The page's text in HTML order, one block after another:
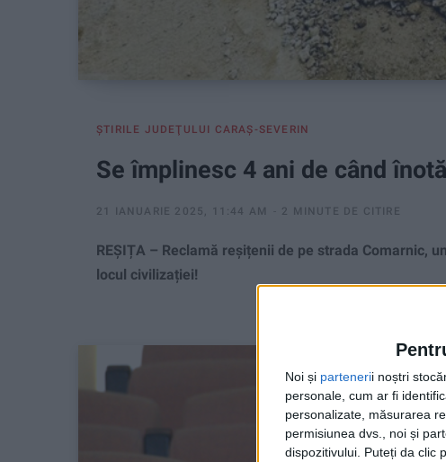
Noi și partenerii noștri
personale, cum ar fi
personalizate, măsurarea
permisiunea dvs., noi și
dispozitivului. Puteți da clic
ŞTIRILE JUDEŢULUI CARAŞ-SEVERIN
Se împlinesc 4 ani de când
21 IANUARIE 2025, 11:44 AM 2 MINUTE DE CITIRE
REȘIȚA – Reclamă reșițenii de pe strada Comarnic,
locul civilizației!